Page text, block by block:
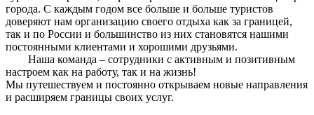
города. С каждым годом все больше и больше туристов
доверяют нам организацию своего отдыха как за границей,
так и по России и большинство из них становятся нашими
постоянными клиентами и хорошими друзьями.
Наша команда – сотрудники с активным и позитивным
настроем как на работу, так и на жизнь!
Мы путешествуем и постоянно открываем новые направления
и расширяем границы своих услуг.